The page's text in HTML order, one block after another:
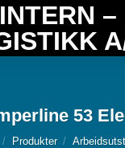
53
/ Produkter /